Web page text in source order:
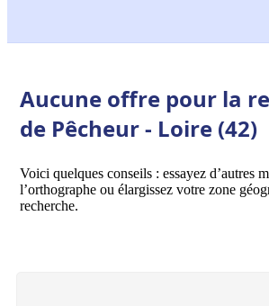
Aucune offre pour la
de Pêcheur - Loire (42)
Voici quelques conseils : essayez d’autres
l’orthographe ou élargissez votre zone
recherche.